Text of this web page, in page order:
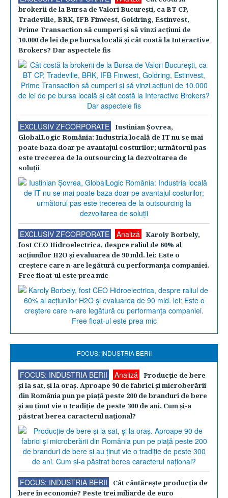
brokerii de la Bursa de Valori Bucureşti, ca BT CP,
Tradeville, BRK, IFB Finwest, Goldring, Estinvest,
Prime Transaction să cumperi şi să vinzi acţiuni de
10.000 de lei de pe bursa locală şi cât costă la Interactive
Brokers? Dar aspectele fis
EXCLUSIV ZFCORPORATE
Iustinian Şovrea,
GlobalLogic România: Industria locală de IT nu se mai
poate baza doar pe avantajul costurilor; următorul pas
este trecerea de la outsourcing la dezvoltarea de
soluţii
EXCLUSIV ZFCORPORATE Analiză
Karoly Borbely,
fost CEO Hidroelectrica, despre raliul de 60% al
acţiunilor H2O şi evaluarea de 90 mld. lei: Este o
creştere care n-are legătură cu performanţa companiei.
Free float-ul este prea mic
FOCUS: INDUSTRIA BERII
FOCUS: INDUSTRIA BERII Analiză
Producţie de bere
şi la sat, şi la oraş. Aproape 90 de fabrici şi microberării
din România pun pe piaţă peste 200 de branduri de bere
şi au ţinut vie o tradiţie de peste 300 de ani. Cum şi-a
păstrat berea caracterul naţional?
FOCUS: INDUSTRIA BERII
Cât cântăreşte producţia de
bere în economie? Peste trei miliarde de euro